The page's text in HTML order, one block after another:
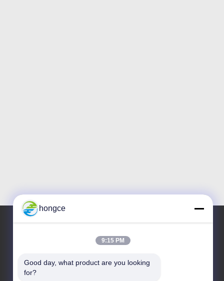
Adres:
hongce
9:15 PM
Good day, what product are you looking
for?